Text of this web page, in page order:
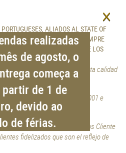
ALIADOS AL STATE OF
DE MODA ESTÁN SIEMPRE
Y PRODUCCIÓN DE LOS
exportamos productos de alta calidad
cinco continentes.
acuerdo con la norma ISO9001 e
satisfacción plena de nuestros Cliente
fidelizados que son el reflejo de
realizadas
de agosto, o
começa a
de 1 de
devido ao
de férias.
×